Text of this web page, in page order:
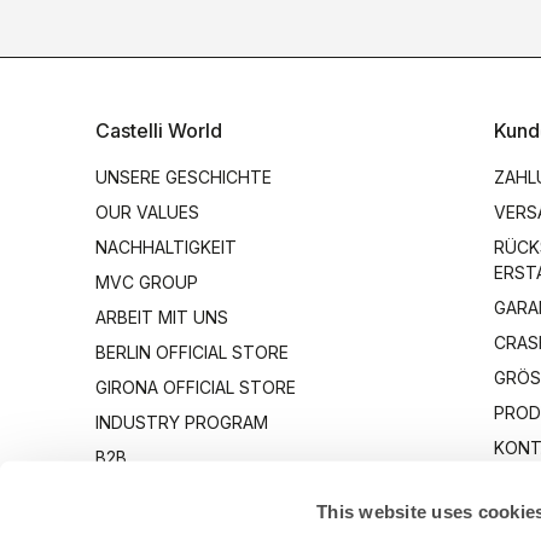
This website uses
Castelli World
UNSERE GESCHICHTE
OUR VALUES
NACHHALTIGKEIT
MVC GROUP
ARBEIT MIT UNS
BERLIN OFFICIAL STORE
GIRONA OFFICIAL STORE
INDUSTRY PROGRAM
B2B